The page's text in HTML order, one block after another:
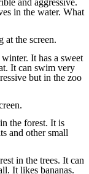
in the water. What
at the screen.
It has a sweet
It can swim very
but in the zoo
the forest. It is
and other small
in the trees. It can
It likes bananas.